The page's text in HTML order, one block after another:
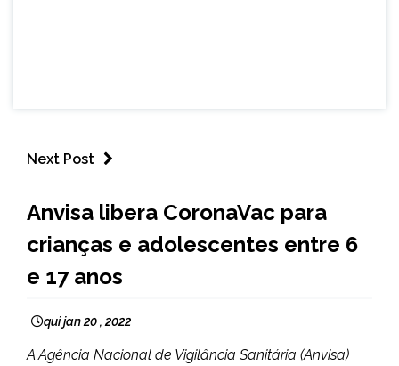
Next Post
NOTÍCIAS
Anvisa libera CoronaVac para
crianças e adolescentes entre 6
e 17 anos
qui jan 20 , 2022
A Agência Nacional de Vigilância Sanitária (Anvisa)